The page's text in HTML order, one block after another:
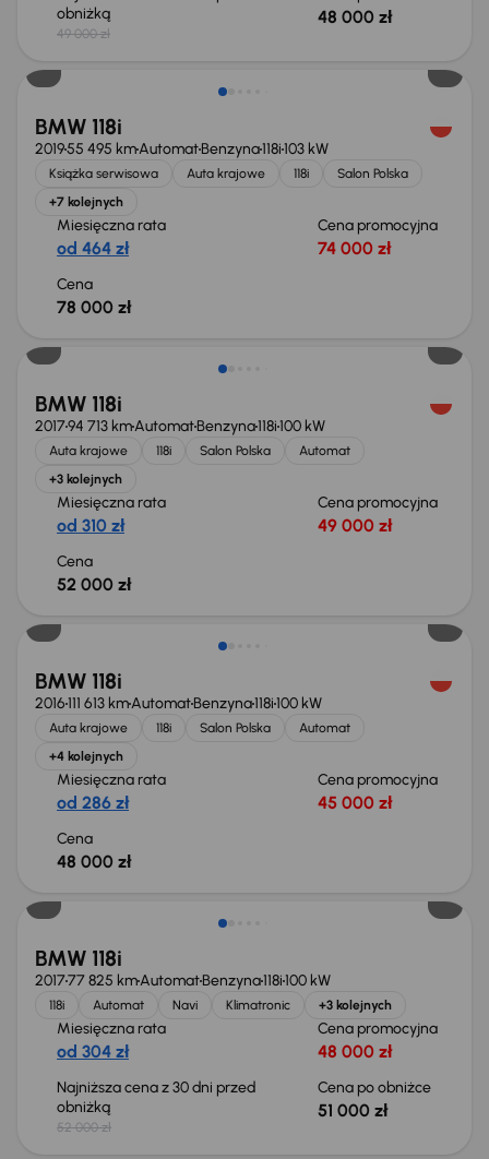
obniżką
49 000 zł
48 000 zł
BMW 118i
201955 495 kmAutomatBenzyna118i103 kW
Książka serwisowa Auta krajowe 118i
Salon Polska
+7 kolejnych
Miesięczna rata
od 464 zł
Cena promocyjna
74 000 zł
Cena
78 000 zł
BMW 118i
201794 713 kmAutomatBenzyna118i100 kW
Auta krajowe 118i Salon Polska
Automat
+3 kolejnych
Miesięczna rata
od 310 zł
Cena promocyjna
49 000 zł
Cena
52 000 zł
BMW 118i
2016111 613 kmAutomatBenzyna118i100 kW
Auta krajowe 118i Salon Polska
Automat
+4 kolejnych
Miesięczna rata
od 286 zł
Cena promocyjna
45 000 zł
Cena
48 000 zł
Taniej o 1 000 zł
BMW 118i
201777 825 kmAutomatBenzyna118i100 kW
118i Automat Navi Klimatronic +3 kolejnych
Miesięczna rata
od 304 zł
Cena promocyjna
48 000 zł
Najniższa cena z 30 dni przed
obniżką
52 000 zł
Cena po obniżce
51 000 zł
Taniej o 2 000 zł